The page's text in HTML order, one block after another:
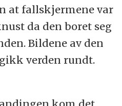
at fallskjermene var
da den boret seg
Bildene av den
verden rundt.